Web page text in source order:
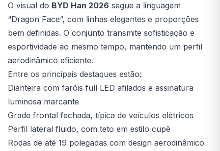
O visual do BYD Han 2026 segue a linguagem
“Dragon Face”, com linhas elegantes e proporções
bem definidas. O conjunto transmite sofisticação e
esportividade ao mesmo tempo, mantendo um perfil
aerodinâmico eficiente.
Entre os principais destaques estão:
Dianteira com faróis full LED afilados e assinatura
luminosa marcante
Grade frontal fechada, típica de veículos elétricos
Perfil lateral fluido, com teto em estilo cupê
Rodas de até 19 polegadas com design aerodinâmico